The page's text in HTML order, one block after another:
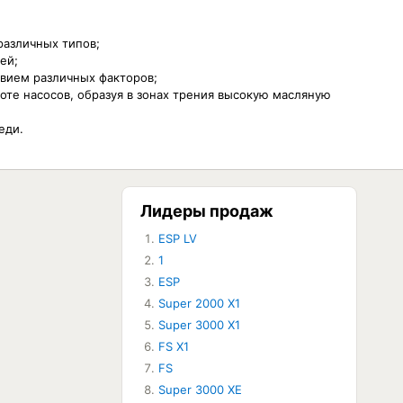
типов;
различных факторов;
насосов, образуя в зонах трения высокую масляную
Лидеры продаж
ESP LV
1
ESP
Super 2000 X1
Super 3000 X1
FS X1
FS
Super 3000 XE